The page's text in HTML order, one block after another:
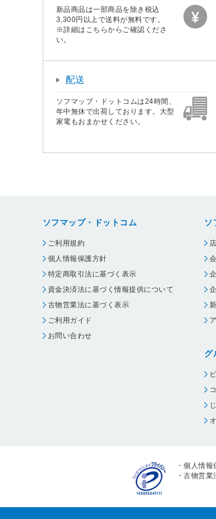
新品商品は一部商品を除き税込
3,300円以上で送料が無料です。
※詳細はこちらからご確認くださ
い。
配送
ソフマップ・ドットコムは24時間、
年中無休で出荷しております。大型
家電もおまかせください。
ソフマップ・ドットコム
ご利用規約
個人情報保護方針
特定商取引法に基づく表示
資金決済法に基づく情報提供について
古物営業法に基づく表示
ご利用ガイド
お問い合わせ
ソ
グ
・個人情報
・古物営業